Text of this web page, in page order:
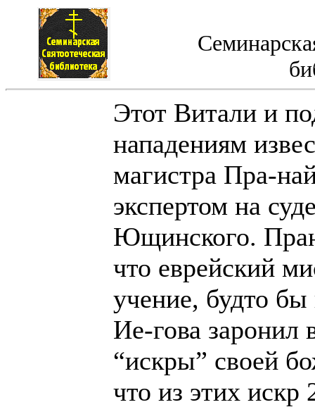
Этот Витали и
нападениям
магистра Пра-
экспертом на
Ющинского.
что еврейский
учение, будто
Ие-гова заронил
“искры” своей
что из этих искр